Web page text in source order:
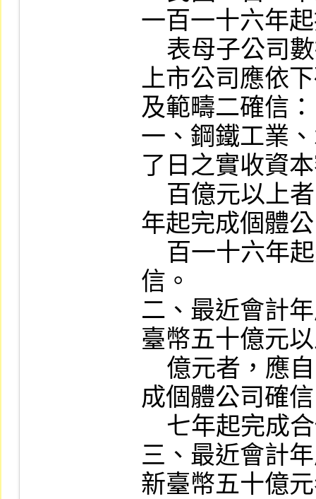
一百一十六年
上市公司應依
及範疇二確信：
一、鋼鐵工業
了日之實收資
年起完成個體
信。
二、最近會計
臺幣五十億元
成個體公司確
三、最近會計
新臺幣五十億